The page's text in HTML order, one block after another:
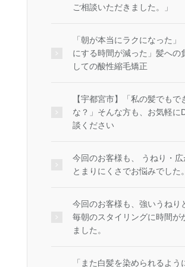
ご相談いただきました。」
「朝が本当にラクになった」
にする時間が減った」髪への
しての酸性縮毛矯正
【宇都宮市】「私の髪でもで
な？」そんな方も、お気軽に
談ください
今回のお客様も、 うねり・広
とまりにくさでお悩みでした。
今回のお客様も、強いうねり
毎朝のスタイリングに時間が
ました。
「また白髪を染められるよう